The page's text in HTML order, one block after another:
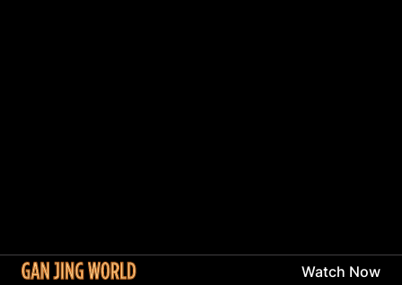
Watch Now